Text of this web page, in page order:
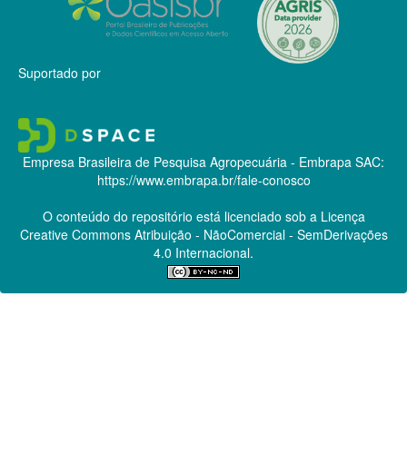
Suportado por
Empresa Brasileira de Pesquisa Agropecuária - Embrapa SAC:
https://www.embrapa.br/fale-conosco
O conteúdo do repositório está licenciado sob a Licença
Creative CommonsAtribuição - NãoComercial - SemDerivações
4.0 Internacional.